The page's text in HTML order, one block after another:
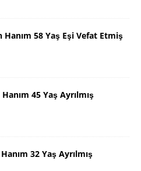
Hanım 58 Yaş Eşi Vefat Etmiş
45 Yaş Ayrılmış
32 Yaş Ayrılmış